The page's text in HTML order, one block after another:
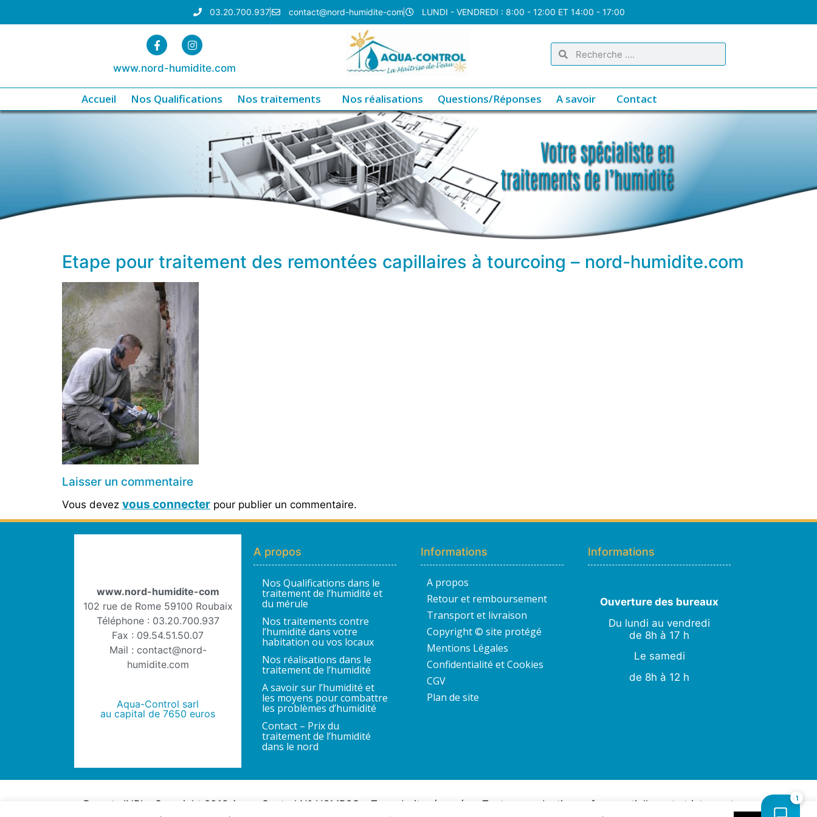
03.20.700.937 contact@nord-humidite-com LUNDI - VENDREDI : 8:00 - 12:00 ET 14:00 - 17:00
www.nord-humidite.com
Accueil Nos Qualifications Nos traitements Nos réalisations Questions/Réponses A savoir Contact
Etape pour traitement des remontées capillaires à tourcoing – nord-humidite.com
Laisser un commentaire
Vous devez vous connecter pour publier un commentaire.
www.nord-humidite-com
102 rue de Rome 59100 Roubaix
Téléphone : 03.20.700.937
Fax : 09.54.51.50.07
Mail : contact@nord-
humidite.com
Aqua-Control sarl
au capital de 7650 euros
A propos
Nos Qualifications dans le
traitement de l’humidité et
du mérule
Nos traitements contre
l’humidité dans votre
habitation ou vos locaux
Nos réalisations dans le
traitement de l’humidité
A savoir sur l’humidité et
les moyens pour combattre
les problèmes d’humidité
Contact – Prix du
traitement de l’humidité
dans le nord
Informations
A propos
Retour et remboursement
Transport et livraison
Copyright © site protégé
Mentions Légales
Confidentialité et Cookies
CGV
Plan de site
Informations
Ouverture des bureaux
Du lundi au vendredi
de 8h à 17 h
Le samedi
de 8h à 12 h
Brevets INPI – Copyright 2018 Aqua-Control N° U9MR8C – Tous droits réservés – Toute reproduction, même partielle, est strictement
1
H
👋 Bonjour ! Je suis
🚿Cave inondée / infiltration
STUDIO CREATIVE